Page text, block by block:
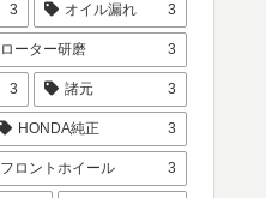
3 オイル漏れ 3
ローター研磨 3
3 諸元 3
HONDA純正 3
フロントホイール 3